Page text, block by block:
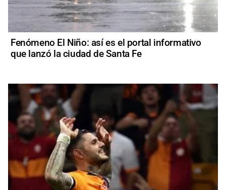
Fenómeno El Niño: así es el portal informativo
que lanzó la ciudad de Santa Fe